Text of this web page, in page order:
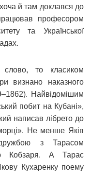
й там доклався до
професором
та Української
то класиком
визнано наказного
Найвідомішим
побит на Кубані»,
написав лібрето до
Не менше Яків
з Тарасом
Кобзаря. А Тарас
Кухаренку поему